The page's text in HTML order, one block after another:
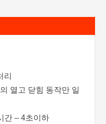
리
열고 닫힘 동작만 일
간 – 4초이하